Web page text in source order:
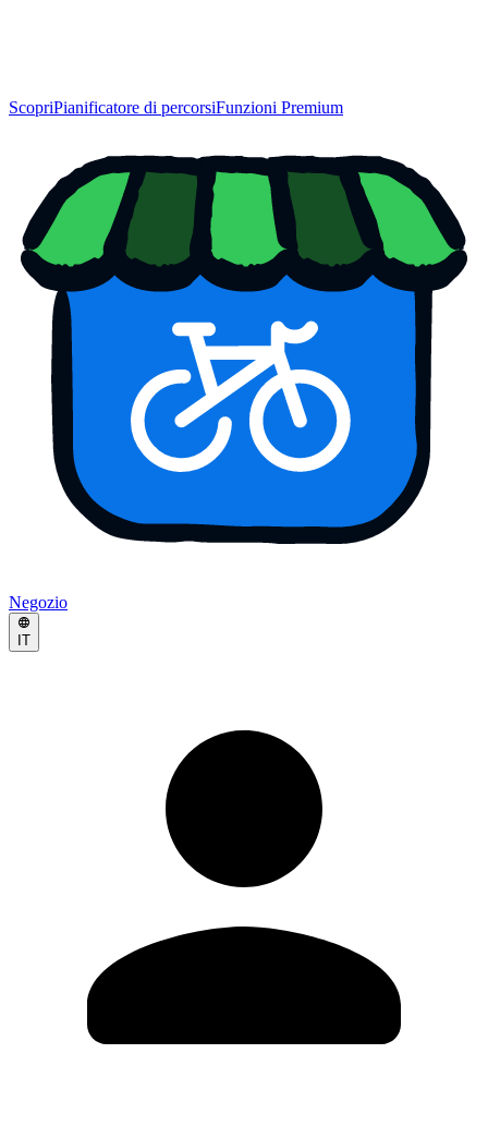
ScopriPianificatore di percorsiFunzioni Premium
Negozio
IT